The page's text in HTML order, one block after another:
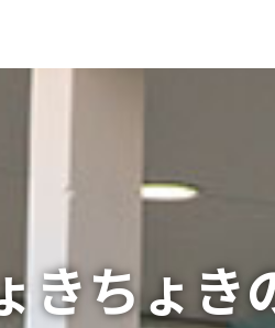
きちょき